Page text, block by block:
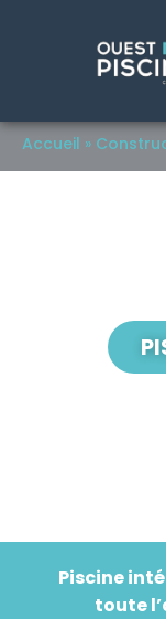
Accueil »
Piscine
toute